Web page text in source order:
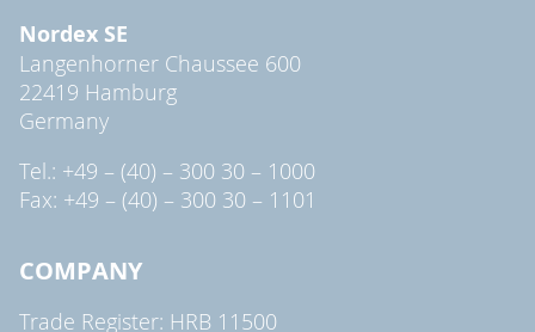
Nordex SE
Langenhorner Chaussee 600
22419 Hamburg
Germany
Tel.: +49 – (40) – 300 30 – 1000
Fax: +49 – (40) – 300 30 – 1101
COMPANY
Trade Register: HRB 11500